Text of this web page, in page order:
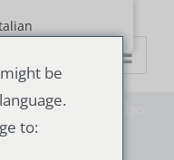
del tubo
be
to: